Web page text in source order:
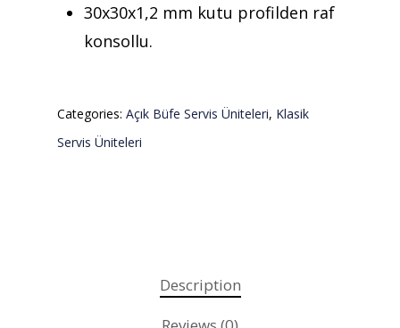
30x30x1,2 mm kutu profilden raf
konsollu.
Categories: Açık Büfe Servis Üniteleri, Klasik
Servis Üniteleri
Description